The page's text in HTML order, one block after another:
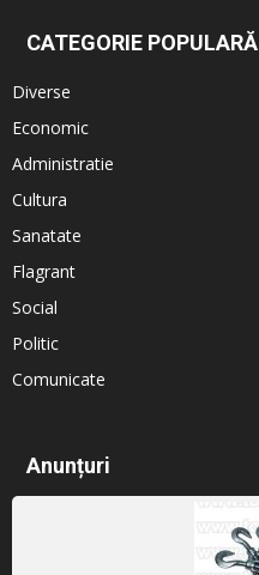
CATEGORIE POPULARĂ
Diverse
Economic
Administratie
Cultura
Sanatate
Flagrant
Social
Politic
Comunicate
Anunțuri